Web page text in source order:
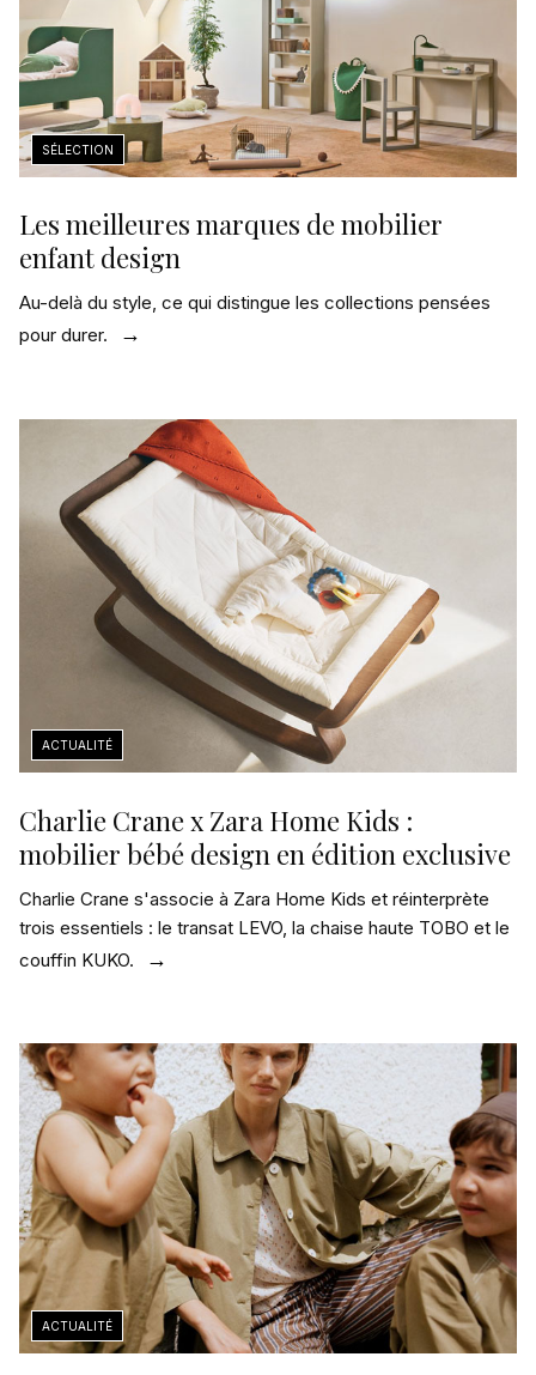
Les meilleures marques de mobilier
enfant design
Au-delà du style, ce qui distingue les collections pensées
pour durer.
Charlie Crane x Zara Home Kids :
mobilier bébé design en édition exclusive
Charlie Crane s'associe à Zara Home Kids et réinterprète
trois essentiels : le transat LEVO, la chaise haute TOBO et le
couffin KUKO.